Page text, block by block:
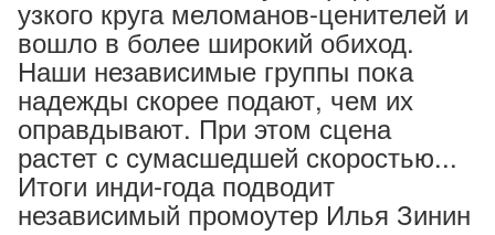
узкого круга меломанов-ценителей и
вошло в более широкий обиход.
Наши независимые группы пока
надежды скорее подают, чем их
оправдывают. При этом сцена
растет с сумасшедшей скоростью...
Итоги инди-года подводит
независимый промоутер Илья Зинин